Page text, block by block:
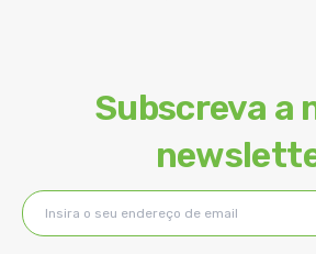
Subscreva a
Subscreva
a
nossa